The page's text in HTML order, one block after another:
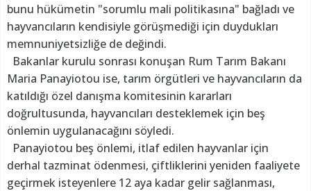
bunu hükümetin "sorumlu mali politikasına" bağladı ve
hayvancıların kendisiyle görüşmediği için duydukları
memnuniyetsizliğe de değindi.
Bakanlar kurulu sonrası konuşan Rum Tarım Bakanı
Maria Panayiotou ise, tarım örgütleri ve hayvancıların da
katıldığı özel danışma komitesinin kararları
doğrultusunda, hayvancıları desteklemek için beş
önlemin uygulanacağını söyledi.
Panayiotou beş önlemi, itlaf edilen hayvanlar için
derhal tazminat ödenmesi, çiftliklerini yeniden faaliyete
geçirmek isteyenlere 12 aya kadar gelir sağlanması,